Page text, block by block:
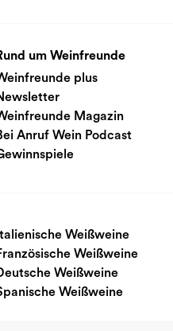
um Weinfreunde
plus
Magazin
Anruf Wein Podcast
Italienische Weißweine
Weißweine
Weißweine
Weißweine